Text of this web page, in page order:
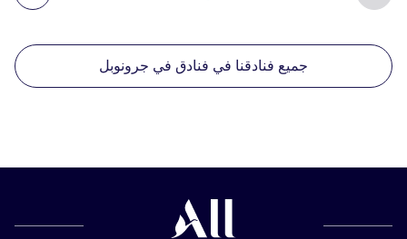
جميع فنادقنا في فنادق في جرونوبل